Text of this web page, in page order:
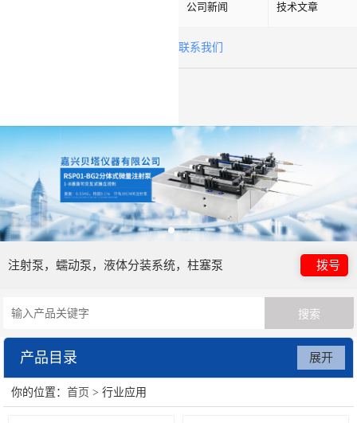
公司新闻 技术文章
联系我们
注射泵，蠕动泵，液体分装系统，柱塞泵 拨号
产品目录
数字注射泵
展开
你的位置：首页 > 行业应用